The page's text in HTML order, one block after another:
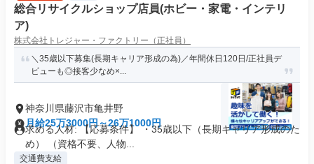
総合リサイクルショップ店員(ホビー・家電・インテリ
ア)
株式会社トレジャー・ファクトリー（正社員）
＼35歳以下募集(長期キャリア形成の為)／年間休日120日/正社員デ
ビューも◎接客少なめ×...
神奈川県藤沢市亀井野
月給25万3000円～26万1000円
求める人材: 【応募条件】 ・35歳以下（長期キャリア形成のた
め） （資格不要、人物...
交通費支給